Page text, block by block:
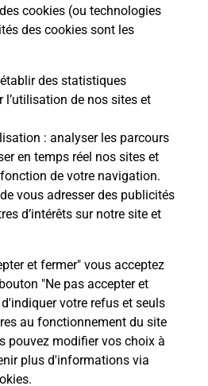
cookies (ou technologies
des cookies sont les
des statistiques
de nos sites et
: analyser les parcours
en temps réel nos sites et
de votre navigation.
vous adresser des publicités
d’intérêts sur notre site et
et fermer" vous acceptez
"Ne pas accepter et
votre refus et seuls
au fonctionnement du site
pouvez modifier vos choix à
plus d'informations via
.
LA RIVIERE DE CORPS